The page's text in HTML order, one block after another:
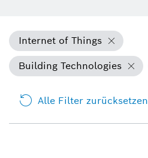
Internet of Things
Building Technologies
Alle Filter zurücksetzen